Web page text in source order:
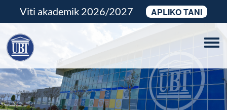
Viti akademik 2026/2027 APLIKO TANI